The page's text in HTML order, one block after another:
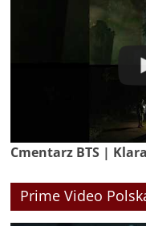
Cmentarz BTS |
Prime Video